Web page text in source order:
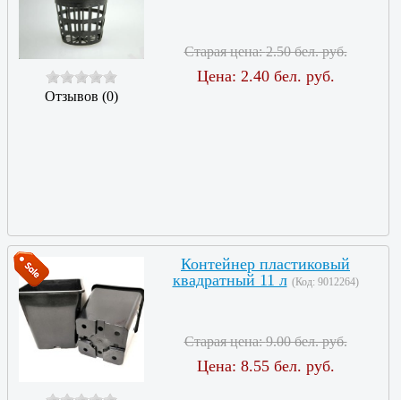
Отзывов (0)
Старая цена:2.50 бел. руб.
Цена: 2.40 бел. руб.
Контейнер пластиковый
квадратный 11 л (Код: 9012264)
Старая цена:9.00 бел. руб.
Цена: 8.55 бел. руб.